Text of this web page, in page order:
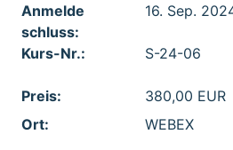
Anmelde​
schluss:
16. Sep.
Kurs-Nr.: S-24-06
Preis:
380,00 EUR
Ort:
WEBEX